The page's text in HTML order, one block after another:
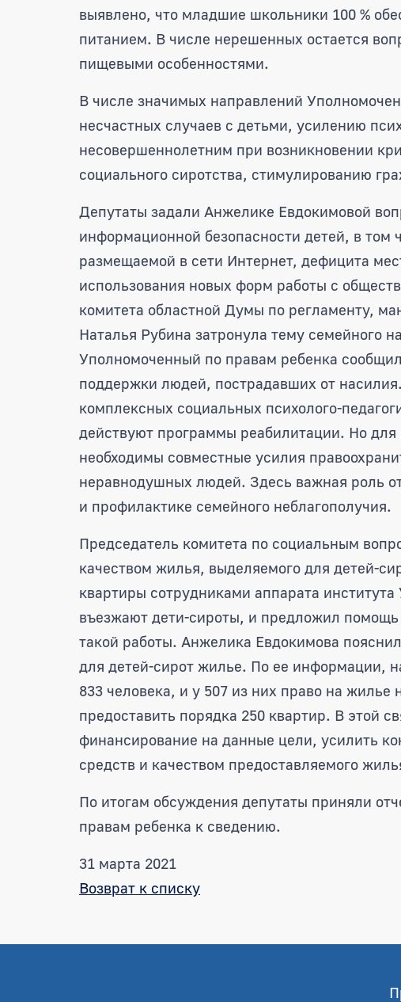
выявлено, что младшие школьники 100 %
питанием. В числе нерешенных остается
пищевыми особенностями.
В числе значимых направлений
несчастных случаев с детьми, усилению
несовершеннолетним при возникновении
социального сиротства, стимулированию
Депутаты задали Анжелике Евдокимовой
информационной безопасности детей, в
размещаемой в сети Интернет, дефицита
использования новых форм работы с
комитета областной Думы по регламенту,
Наталья Рубина затронула тему семейного
Уполномоченный по правам ребенка
поддержки людей, пострадавших от
комплексных социальных психолого-
действуют программы реабилитации. Но
необходимы совместные усилия
неравнодушных людей. Здесь важная роль
и профилактике семейного неблагополучия.
Председатель комитета по социальным
качеством жилья, выделяемого для детей-
квартиры сотрудниками аппарата
въезжают дети-сироты, и предложил помощь
такой работы. Анжелика Евдокимова
для детей-сирот жилье. По ее информации,
833 человека, и у 507 из них право на жилье
предоставить порядка 250 квартир. В этой
финансирование на данные цели, усилить
средств и качеством предоставляемого
По итогам обсуждения депутаты приняли
правам ребенка к сведению.
31 марта 2021
Возврат к списку